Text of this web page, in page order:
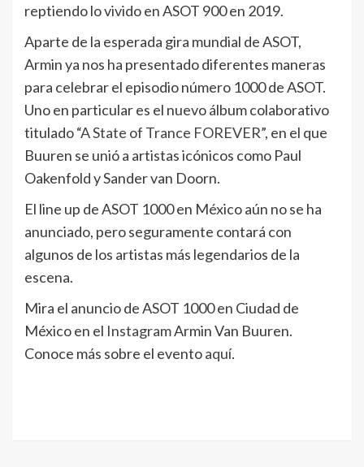
reptiendo lo vivido en ASOT 900 en 2019.
Aparte de la esperada gira mundial de ASOT,
Armin ya nos ha presentado diferentes maneras
para celebrar el episodio número 1000 de ASOT.
Uno en particular es el nuevo álbum colaborativo
titulado “A State of Trance FOREVER”, en el que
Buuren se unió a artistas icónicos como Paul
Oakenfold y Sander van Doorn.
El line up de ASOT 1000 en México aún no se ha
anunciado, pero seguramente contará con
algunos de los artistas más legendarios de la
escena.
Mira el anuncio de ASOT 1000 en Ciudad de
México en el InstagramArmin Van Buuren.
Conoce más sobre el eventoaquí.